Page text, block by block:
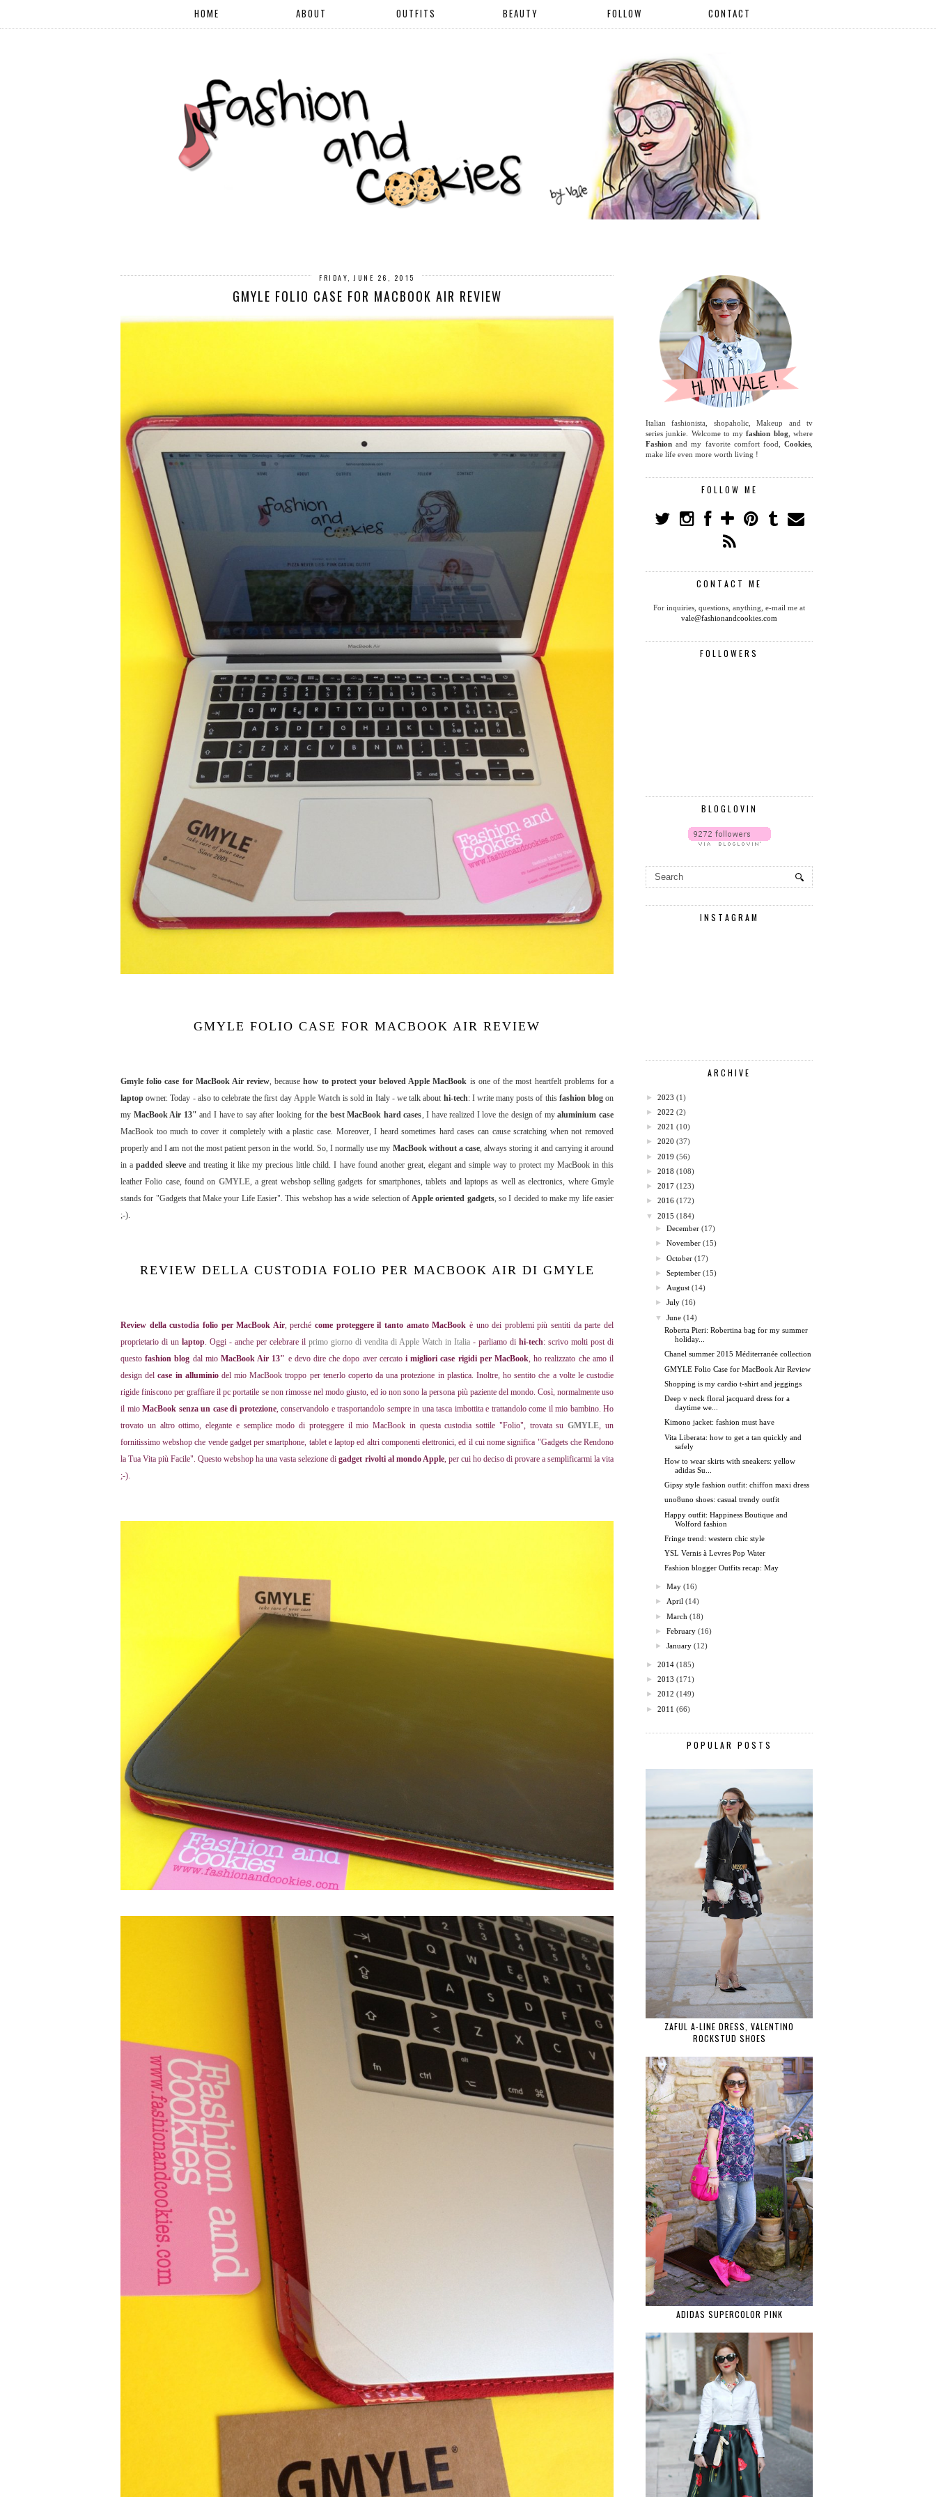
HOME ABOUT OUTFITS BEAUTY FOLLOW CONTACT
FRIDAY, JUNE 26, 2015
GMYLE FOLIO CASE FOR MACBOOK AIR REVIEW
GMYLE FOLIO CASE FOR MACBOOK AIR REVIEW
Gmyle folio case for MacBook Air review , becausehow to protect your beloved Apple MacBook is one of the most heartfelt problems for a
laptopowner. Today - also to celebrate the first day Apple Watch is sold in Italy - we talk about hi-tech: I write many posts of this fashion blogon
my MacBook Air 13" and I have to say after looking forthe best MacBook hard cases , I have realized I love the design of myaluminium case
MacBook too much to cover it completely with a plastic case. Moreover, I heard sometimes hard cases can cause scratching when not removed
properly and I am not the most patient person in the world. So, I normally use my MacBook without a case, always storing it and carrying it around
in apadded sleeve and treating it like my precious little child. I have found another great, elegant and simple way to protect my MacBook in this
leather Folio case, found on GMYLE, a great webshop selling gadgets for smartphones, tablets and laptops as well as electronics, where Gmyle
stands for "Gadgets that Make your Life Easier". This webshop has a wide selection of Apple oriented gadgets, so I decided to make my life easier
;-).
REVIEW DELLA CUSTODIA FOLIO PER MACBOOK AIR DI GMYLE
Review della custodia folio per MacBook Air, perchécome proteggere il tanto amato MacBook è uno dei problemi più sentiti da parte del
proprietario di un laptop . Oggi - anche per celebrare il primo giorno di vendita di Apple Watch in Italia - parliamo di hi-tech: scrivo molti post di
questofashion blog dal mioMacBook Air 13" e devo dire che dopo aver cercatoi migliori case rigidi per MacBook , ho realizzato che amo il
design delcase in alluminiodel mio MacBook troppo per tenerlo coperto da una protezione in plastica. Inoltre, ho sentito che a volte le custodie
rigide finiscono per graffiare il pc portatile se non rimosse nel modo giusto, ed io non sono la persona più paziente del mondo. Così, normalmente uso
il mio MacBook senza un case di protezione, conservandolo e trasportandolo sempre in una tasca imbottita e trattandolo come il mio bambino. Ho
trovato un altro ottimo, elegante e semplice modo di proteggere il mio MacBook in questa custodia sottile "Folio", trovata suGMYLE , un
fornitissimo webshop che vende gadget per smartphone, tablet e laptop ed altri componenti elettronici, ed il cui nome significa "Gadgets che Rendono
la Tua Vita più Facile". Questo webshop ha una vasta selezione digadget rivolti al mondo Apple, per cui ho deciso di provare a semplificarmi la vita
;-).
Italian fashionista, shopaholic, Makeup and tv
series junkie. Welcome to myfashion blog , where
Fashion and my favorite comfort food, Cookies
make life even more worth living !
FOLLOW ME
CONTACT ME
For inquiries, questions, anything, e-mail me at
vale@fashionandcookies.com
FOLLOWERS
BLOGLOVIN
INSTAGRAM
ARCHIVE
► 2023 (1)
► 2022 (2)
► 2021 (10)
► 2020 (37)
► 2019 (56)
► 2018 (108)
► 2017 (123)
► 2016 (172)
▼
2015 (184)
►December (17)
►November (15)
►October (17)
►September (15)
► August (14)
►July (16)
▼
June (14)
Roberta Pieri: Robertina bag for my summer
holiday...
Chanel summer 2015 Méditerranée collection
GMYLE Folio Case for MacBook Air Review
Shopping is my cardio t-shirt and jeggings
Deep v neck floral jacquard dress for a
daytime we...
Kimono jacket: fashion must have
Vita Liberata: how to get a tan quickly and
safely
How to wear skirts with sneakers: yellow
adidas Su...
Gipsy style fashion outfit: chiffon maxi dress
uno8uno shoes: casual trendy outfit
Happy outfit: Happiness Boutique and
Wolford fashion
Fringe trend: western chic style
YSL Vernis à Levres Pop Water
Fashion blogger Outfits recap: May
►May (16)
► April (14)
►March (18)
►February (16)
►January (12)
► 2014 (185)
► 2013 (171)
► 2012 (149)
► 2011 (66)
POPULAR POSTS
ZAFUL A-LINE DRESS, VALENTINO
ROCKSTUD SHOES
ADIDAS SUPERCOLOR PINK